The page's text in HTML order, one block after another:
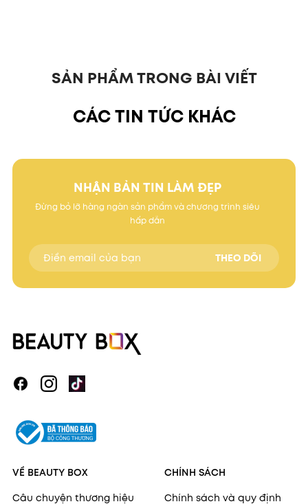
SẢN PHẨM TRONG BÀI VIẾT
CÁC TIN TỨC KHÁC
NHẬN BẢN TIN LÀM ĐẸP
Đừng bỏ lỡ hàng ngàn sản phẩm và chương trình siêu
hấp dẫn
THEO DÕI
VỀ BEAUTY BOX
Câu chuyện thương hiệu
CHÍNH SÁCH
Chính sách và quy định